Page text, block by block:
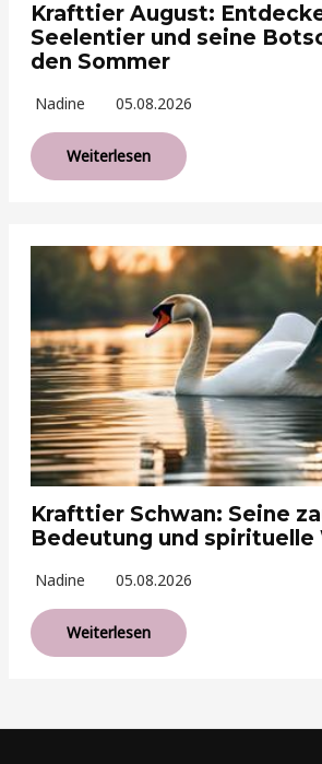
Krafttier August:
Seelentier und seine
den Sommer
Nadine 05.08.2026
Weiterlesen
Krafttier Schwan: Seine
Bedeutung und spirituelle
Nadine 05.08.2026
Weiterlesen